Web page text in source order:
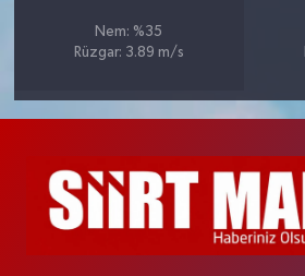
Nem: %35
Rüzgar: 3.89 m/s